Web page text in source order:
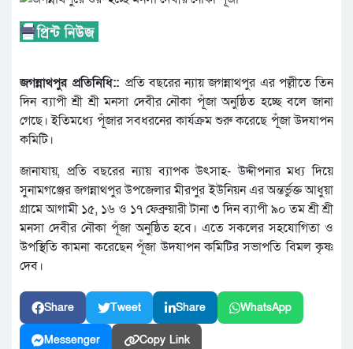
জগন্নাথপুর প্রতিনিধি:: প্রতি বছরের ন্যায় জগন্নাথপুর এর পল্লীতে তিন
দিন ব্যাপী শ্রী শ্রী মনসা দেবীর নৌকা পূঁজা অনুষ্ঠিত হচ্ছে বলে জানা
গেছে। ইতিমধ্যে পূঁজার সবধরনের কার্যক্রম শুরু করেছে পূঁজা উদযাপন
কমিটি।
জানাযায়, প্রতি বছরের ন্যায় ব্যাপক উৎসাহ- উদ্দীপনার মধ্য দিয়ে
সুনামগঞ্জের জগন্নাথপুর উপজেলার মীরপুর ইউনিয়ন এর অন্তর্ভুক্ত আধুয়া
গ্রামে আগামী ১৫, ১৬ ও ১৭ ফেব্রুয়ারী টানা ৩ দিন ব্যাপী ৯০ তম শ্রী শ্রী
মনসা দেবীর নৌকা পূঁজা অনুষ্ঠিত হবে। এতে সকলের সহযোগিতা ও
উপস্থিতি কামনা করেছেন পূঁজা উদযাপন কমিটির সভাপতি বিমল কৃষ্ণ
দেব।
Share Tweet Share WhatsApp
Messenger Copy Link